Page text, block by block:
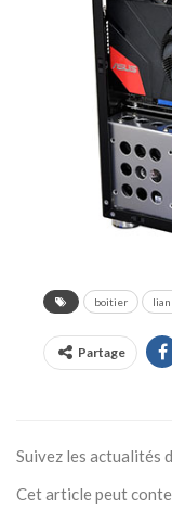
boitier
Partage
Suivez les actualités
Cet article peut